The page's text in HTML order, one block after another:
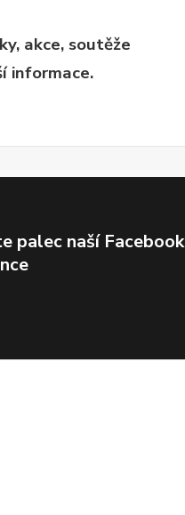
akce, soutěže
informace.
palec naší Facebook